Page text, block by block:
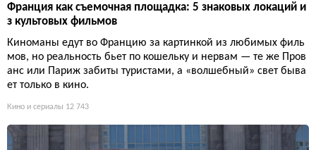
Франция как съемочная площадка: 5 знаковых локаций и
з культовых фильмов
Киноманы едут во Францию за картинкой из любимых филь
мов, но реальность бьет по кошельку и нервам — те же Пров
анс или Париж забиты туристами, а «волшебный» свет быва
ет только в кино.
Кино и сериалы 12 743